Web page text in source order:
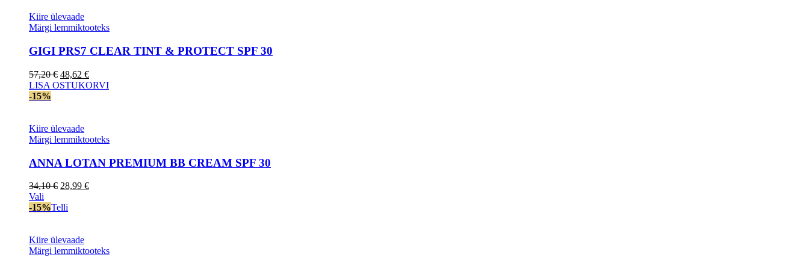
Kiire ülevaade
Märgi lemmiktooteks
GIGI PRS7 CLEAR TINT & PROTECT SPF 30
57,20€ Algne
hind
48,62 €Current
price
LISA OSTUKORVI
-15%
Kiire ülevaade
Märgi lemmiktooteks
ANNA LOTAN PREMIUM BB CREAM SPF 30
34,10€ Algne
oli:
28,99 €Current
Vali
product
variants.
The
-15%Telli
Kiire ülevaade
Märgi lemmiktooteks